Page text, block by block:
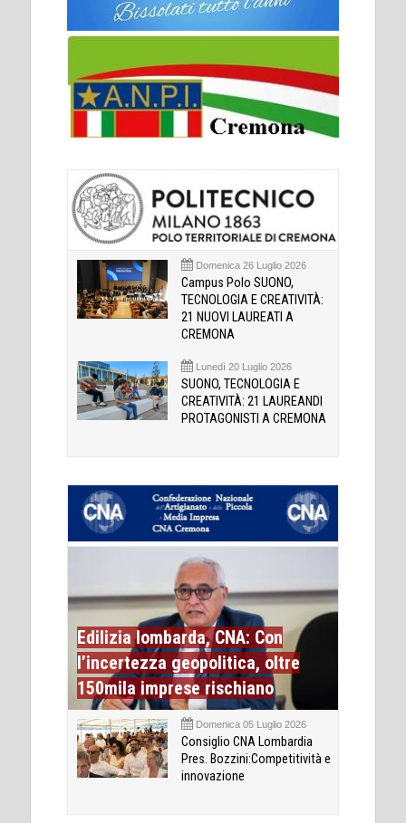
Domenica 26 Luglio 2026
Campus Polo SUONO,
TECNOLOGIA E CREATIVITÀ:
21 NUOVI LAUREATI A
CREMONA
Lunedì 20 Luglio 2026
SUONO, TECNOLOGIA E
CREATIVITÀ: 21 LAUREANDI
PROTAGONISTI A CREMONA
Edilizia lombarda, CNA: Con
l’incertezza geopolitica, oltre
150mila imprese rischiano
Domenica 05 Luglio 2026
Consiglio CNA Lombardia
Pres. Bozzini:Competitività e
innovazione